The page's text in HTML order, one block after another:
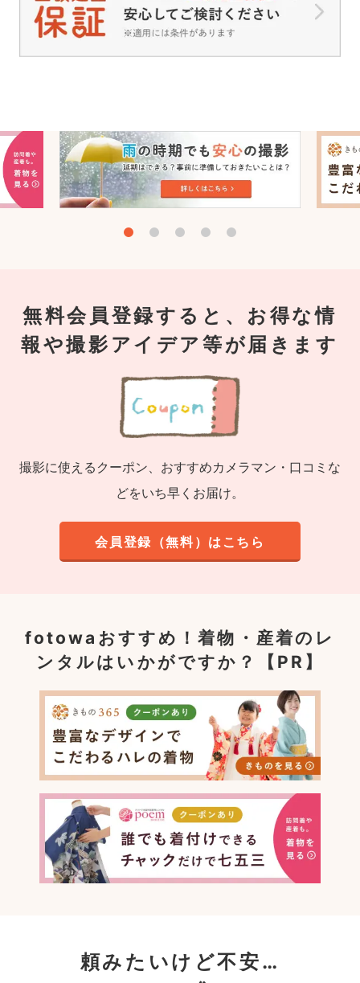
無料会員登録すると、お得な情
報や撮影アイデア等が届きます
撮影に使えるクーポン、おすすめカメラマン・口コミな
どをいち早くお届け。
会員登録（無料）はこちら
fotowaおすすめ！着物・産着のレ
ンタルはいかがですか？【PR】
頼みたいけど不安…